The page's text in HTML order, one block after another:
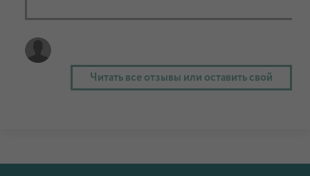
Читать все отзывы или оставить свой